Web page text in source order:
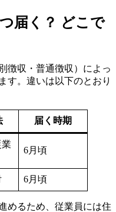
届く？ どこで
徴収・普通徴収）によっ
す。違いは以下のとおり
届く時期
6月頃
6月頃
めるため、従業員には住